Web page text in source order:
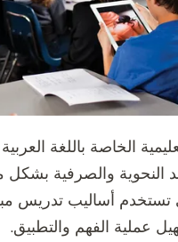
الخاصة باللغة
النحوية والصرفية
تستخدم أساليب تدريس
عملية الفهم والتطبيق.